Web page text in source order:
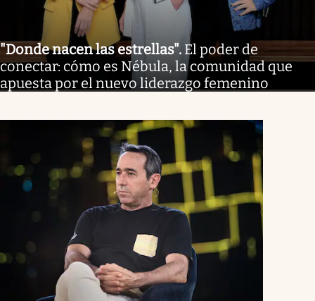
"Donde nacen las estrellas". El poder de
conectar: cómo es Nébula, la comunidad que
apuesta por el nuevo liderazgo femenino